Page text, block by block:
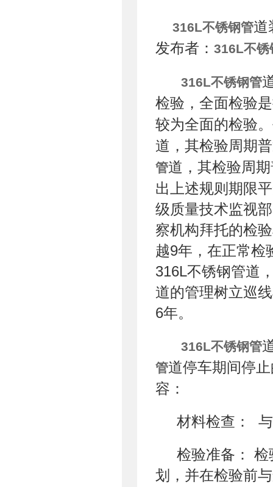
316L不锈钢管道
发布者： 316L不锈
316L不锈钢管
检验，全面检验
较为全面的检验
道，其检验周期
管道，其检验周
出上述规则期限
级质量技术监视
察机构拜托的检
越9年，在正常检
316L不锈钢管道
道的管理树立巡
6年。
316L不锈钢管
管道停车期间停
容：
材料检查：
检验准备：
划，并在检验前